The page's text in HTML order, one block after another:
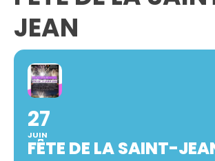
JEAN
27
JUIN
FÊTE DE LA SAINT-